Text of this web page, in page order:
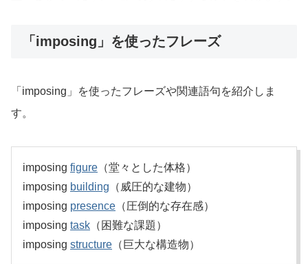
「imposing」を使ったフレーズ
「imposing」を使ったフレーズや関連語句を紹介しま
す。
imposing figure （堂々とした体格）
imposing building （威圧的な建物）
imposing presence （圧倒的な存在感）
imposing task （困難な課題）
imposing structure （巨大な構造物）